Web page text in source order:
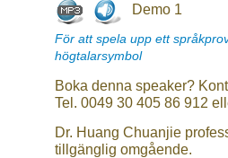
Demo 1
För att spela upp ett
högtalarsymbol
Boka denna speaker?
Tel. 0049 30 405 86 912
Dr. Huang Chuanjie
tillgänglig omgående.